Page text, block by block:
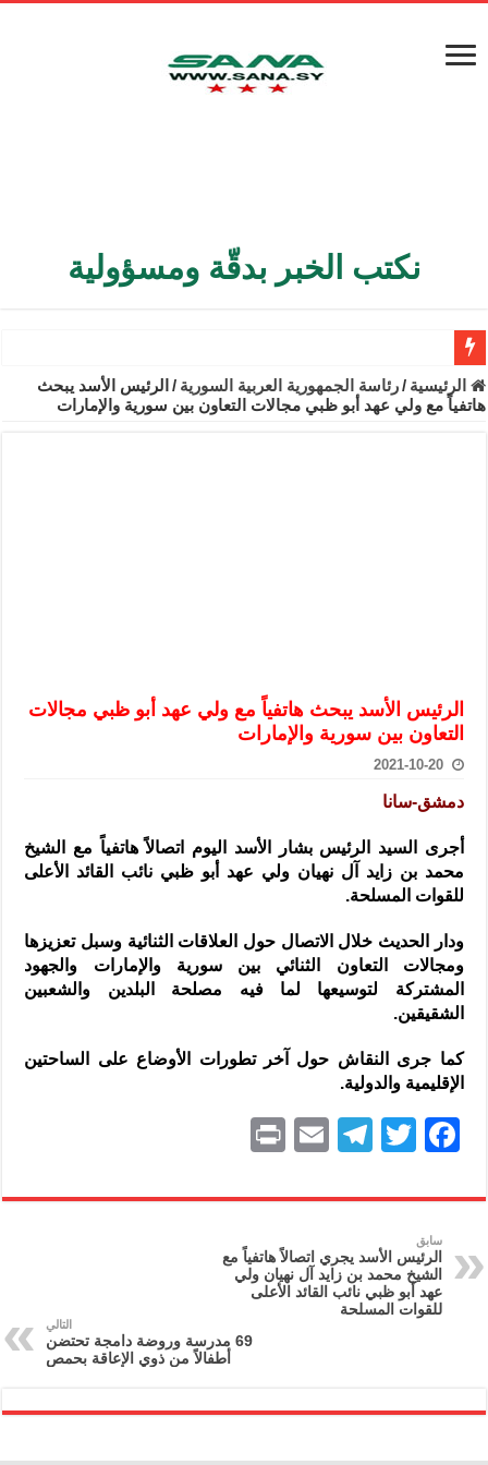
نكتب الخبر بدقّة ومسؤولية
الأمن الداخلي يعثر على مقبرة جماعية في ريف اللاذقية تضم 9 جثامين
الوزير الشيباني يبحث في باريس تعزيز الاستقرار في سوريا
سوريا تبحث مع الإيسيسكو التعاون في البحث العلمي وحماية التراث
الرئيسية /رئاسة الجمهورية العربية السورية / الرئيس الأسد يبحث
هاتفياً مع ولي عهد أبو ظبي مجالات التعاون بين سورية والإمارات
الرئيس الأسد يبحث هاتفياً مع ولي عهد أبو ظبي مجالات
التعاون بين سورية والإمارات
2021-10-20
دمشق-سانا
أجرى السيد الرئيس بشار الأسد اليوم اتصالاً هاتفياً مع الشيخ
محمد بن زايد آل نهيان ولي عهد أبو ظبي نائب القائد الأعلى
للقوات المسلحة.
ودار الحديث خلال الاتصال حول العلاقات الثنائية وسبل تعزيزها
ومجالات التعاون الثنائي بين سورية والإمارات والجهود
المشتركة لتوسيعها لما فيه مصلحة البلدين والشعبين
الشقيقين.
كما جرى النقاش حول آخر تطورات الأوضاع على الساحتين
الإقليمية والدولية.
F
c
e
b
o
T
itt
er
T
e
gr
a
m
E
ai
l
nt
سابق
الرئيس الأسد يجري اتصالاً هاتفياً مع
الشيخ محمد بن زايد آل نهيان ولي
عهد أبو ظبي نائب القائد الأعلى
للقوات المسلحة
التالي
69 مدرسة وروضة دامجة تحتضن
أطفالاً من ذوي الإعاقة بحمص